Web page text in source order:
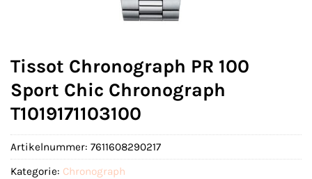
Tissot Chronograph PR 100
Sport Chic Chronograph
T1019171103100
Artikelnummer: 7611608290217
Kategorie: Chronograph